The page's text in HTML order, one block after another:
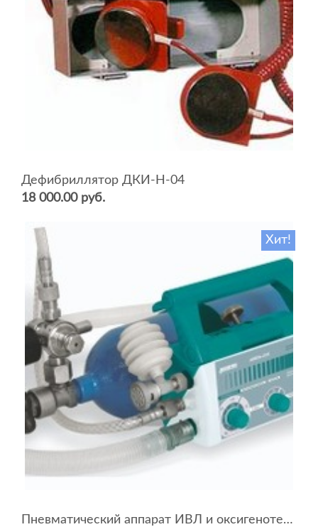
Дефибриллятор ДКИ-Н-04
18 000.00 руб.
Хит!
Пневматический аппарат ИВЛ и оксигенотерапии портативный АИВЛп-2/20-«ТМТ»